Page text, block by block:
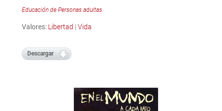
Educación de Personas adultas
Valores: Libertad | Vida
Descargar